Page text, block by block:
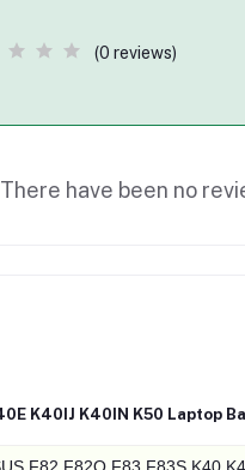
(0 reviews)
There have been no
K40IJ K40IN K50 Laptop
F82 F82Q F83 F83S K40